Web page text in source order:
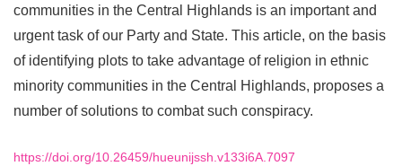
communities in the Central Highlands is an important and
urgent task of our Party and State. This article, on the basis
of identifying plots to take advantage of religion in ethnic
minority communities in the Central Highlands, proposes a
number of solutions to combat such conspiracy.
https://doi.org/10.26459/hueunijssh.v133i6A.7097